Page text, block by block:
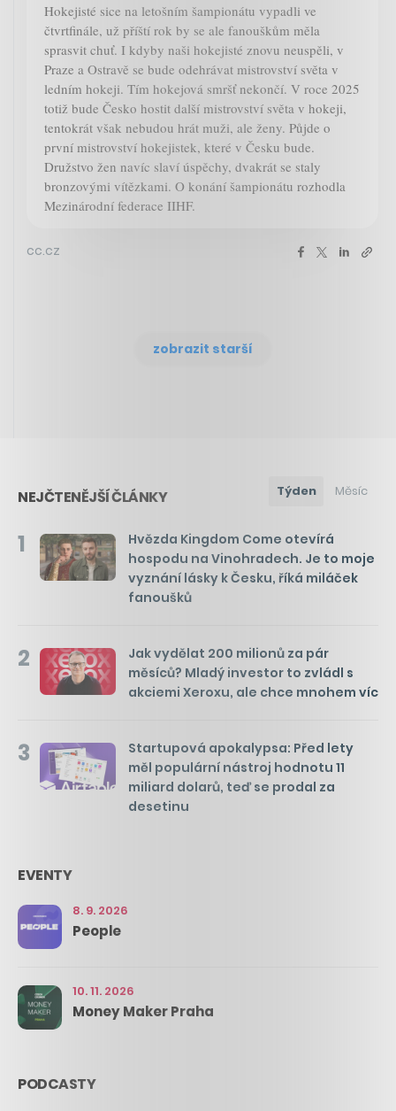
Hokejisté sice na letošním šampionátu vypadli ve
čtvrtfinále, už příští rok by se ale fanouškům měla
sprasvit chuť. I kdyby naši hokejisté znovu neuspěli, v
Praze a Ostravě se bude odehrávat mistrovství světa v
ledním hokeji. Tím hokejová smršť nekončí. V roce 2025
totiž bude Česko hostit další mistrovství světa v hokeji,
tentokrát však nebudou hrát muži, ale ženy. Půjde o
první mistrovství hokejistek, které v Česku bude.
Družstvo žen navíc slaví úspěchy, dvakrát se staly
bronzovými vítězkami. O konání šampionátu rozhodla
Mezinárodní federace IIHF.
cc.cz
zobrazit starší
NEJČTENĚJŠÍ ČLÁNKY Týden Měsíc
1
Hvězda Kingdom Come otevírá
hospodu na Vinohradech. Je to moje
vyznání lásky k Česku, říká miláček
fanoušků
2
Jak vydělat 200 milionů za pár
měsíců? Mladý investor to zvládl s
akciemi Xeroxu, ale chce mnohem víc
3
Startupová apokalypsa: Před lety
měl populární nástroj hodnotu 11
miliard dolarů, teď se prodal za
desetinu
EVENTY
8. 9. 2026
People
10. 11. 2026
Money Maker Praha
PODCASTY